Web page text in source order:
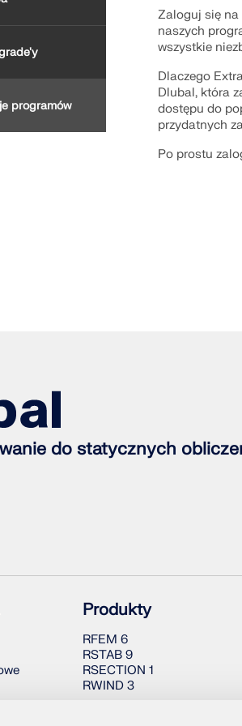
WIĘCEJ
programów
Zaloguj się na
naszych
wszystkie
Dlaczego
Dlubal, która
dostępu do
przydatnych
Po prostu
do statycznych
Produkty
RFEM 6
RSTAB 9
RSECTION 1
RWIND 3